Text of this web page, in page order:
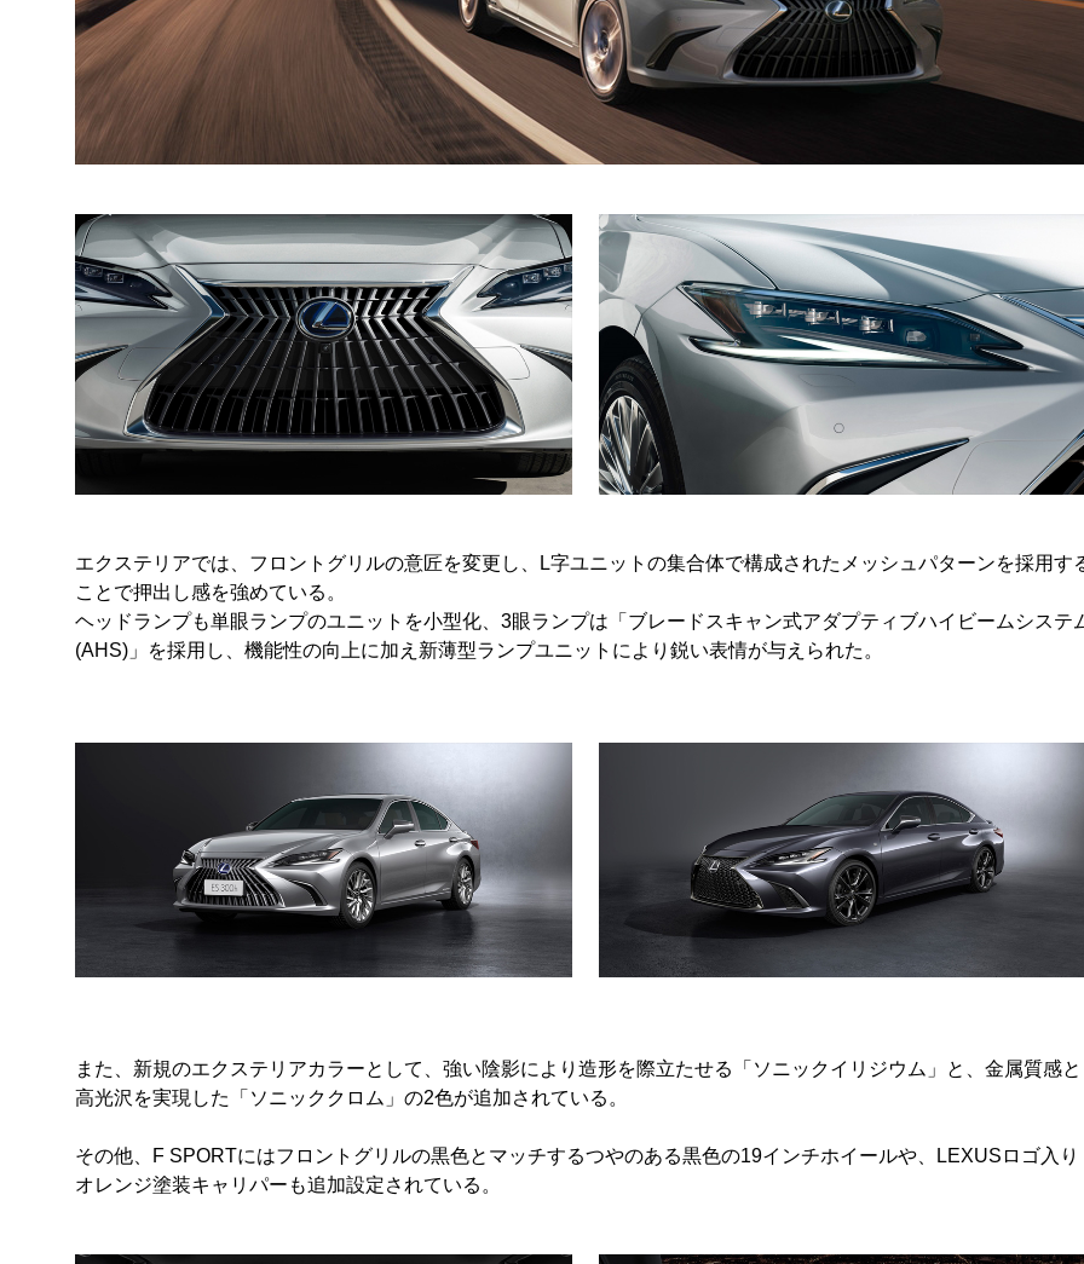
エクステリアでは、フロントグリルの意匠を変更し、L字ユニットの集合体で構成されたメッシュパターンを採用す
ことで押出し感を強めている。
ヘッドランプも単眼ランプのユニットを小型化、3眼ランプは「ブレードスキャン式アダプティブハイビームシステ
(AHS)」を採用し、機能性の向上に加え新薄型ランプユニットにより鋭い表情が与えられた。
また、新規のエクステリアカラーとして、強い陰影により造形を際立たせる「ソニックイリジウム」と、金属質感と
高光沢を実現した「ソニッククロム」の2色が追加されている。
その他、F SPORTにはフロントグリルの黒色とマッチするつやのある黒色の19インチホイールや、LEXUSロゴ入り
オレンジ塗装キャリパーも追加設定されている。